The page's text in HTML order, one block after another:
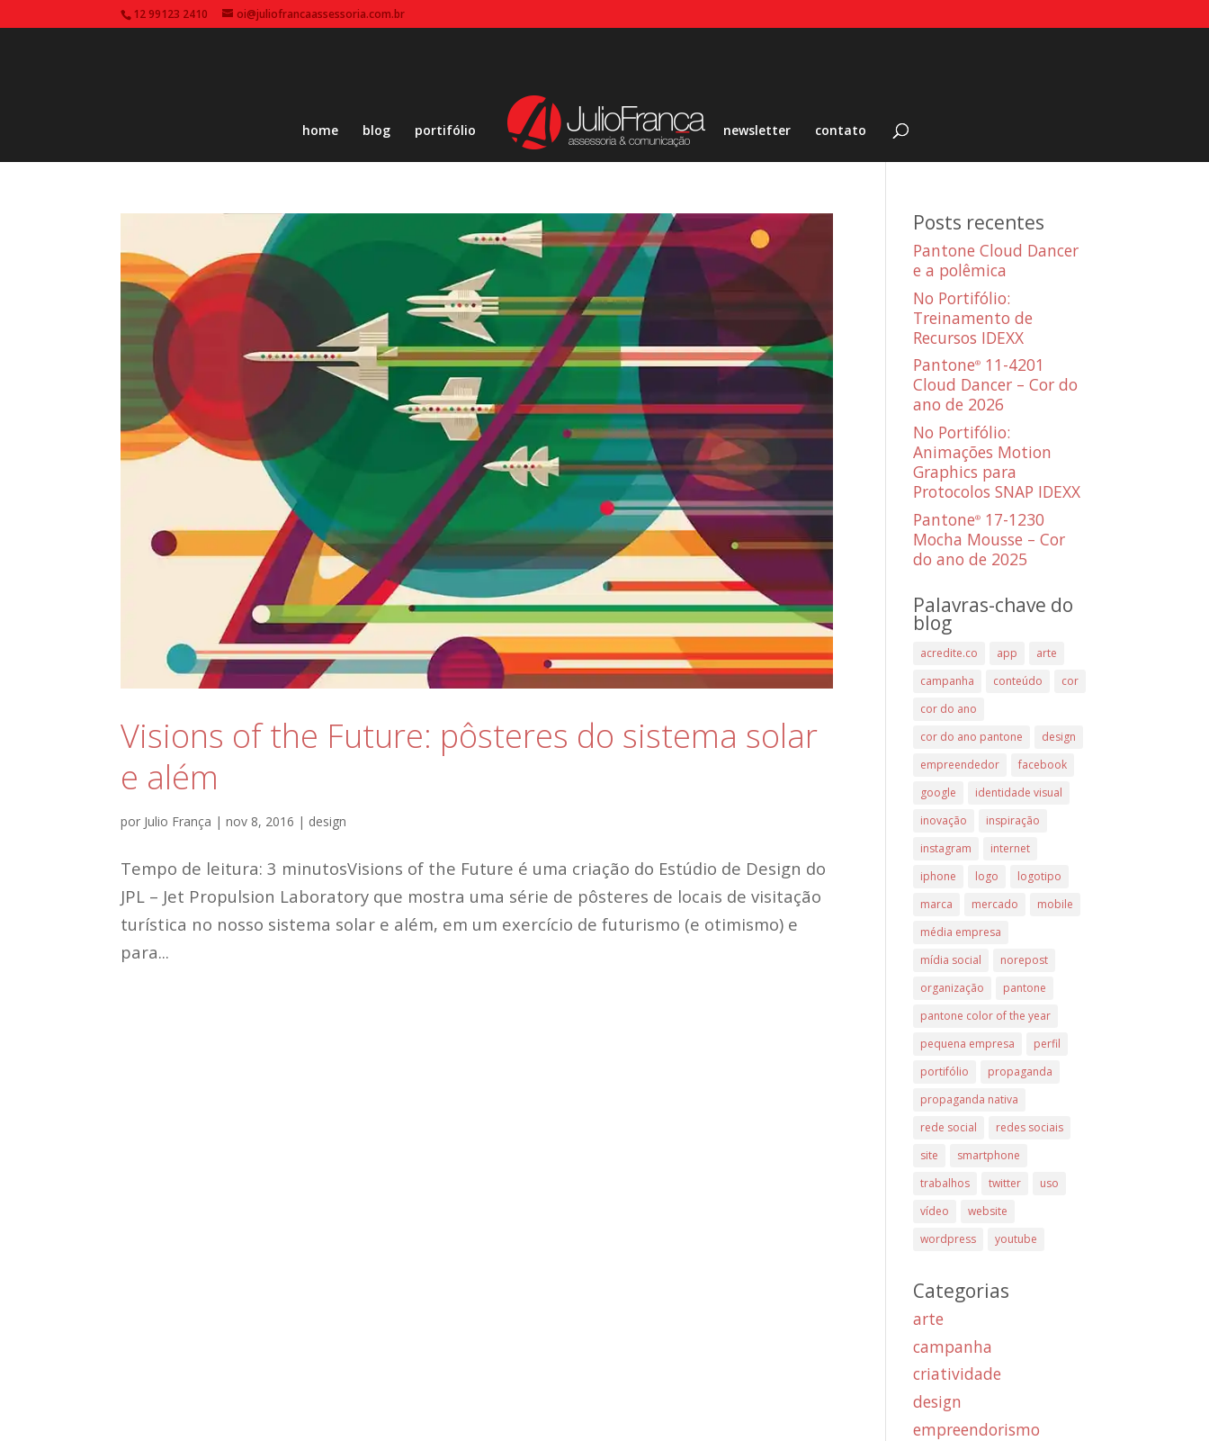
12 99123 2410 oi@juliofrancaassessoria.com.br
home blog portifólio newsletter contato
Visions of the Future: pôsteres do sistema solar
e além
por Julio França |nov 8, 2016 | design
Tempo de leitura: 3 minutosVisions of the Future é uma criação do Estúdio de Design do
JPL – Jet Propulsion Laboratory que mostra uma série de pôsteres de locais de visitação
turística no nosso sistema solar e além, em um exercício de futurismo (e otimismo) e
para...
Posts recentes
Pantone Cloud Dancer
e a polêmica
No Portifólio:
Treinamento de
Recursos IDEXX
Pantone® 11-4201
Cloud Dancer – Cor do
ano de 2026
No Portifólio:
Animações Motion
Graphics para
Protocolos SNAP IDEXX
Pantone® 17-1230
Mocha Mousse – Cor
do ano de 2025
Palavras-chave do
blog
acredite.co app
arte
campanha
conteúdo
cor
cor do ano
cor do ano pantone
design
empreendedor
facebook
google
identidade visual
inovação
inspiração
instagram
internet
iphone
logo
logotipo
marca
mercado
mobile
média empresa
mídia social
norepost
organização
pantone
pantone color of the year
pequena empresa
perfil
portifólio
propaganda
propaganda nativa
rede social
redes sociais
site
smartphone
trabalhos
twitter
uso
vídeo
website
wordpress
youtube
Categorias
arte
campanha
criatividade
design
empreendorismo